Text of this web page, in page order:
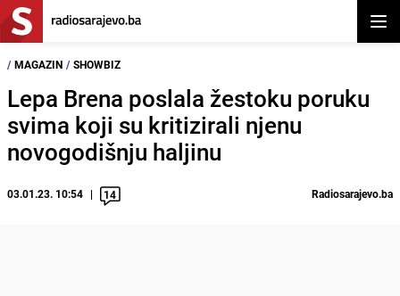
/ MAGAZIN / SHOWBIZ
Lepa Brena poslala žestoku poruku
svima koji su kritizirali njenu
novogodišnju haljinu
03.01.23. 10:54 14 Radiosarajevo.ba